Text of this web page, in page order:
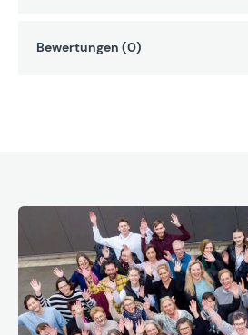
Bewertungen (0)